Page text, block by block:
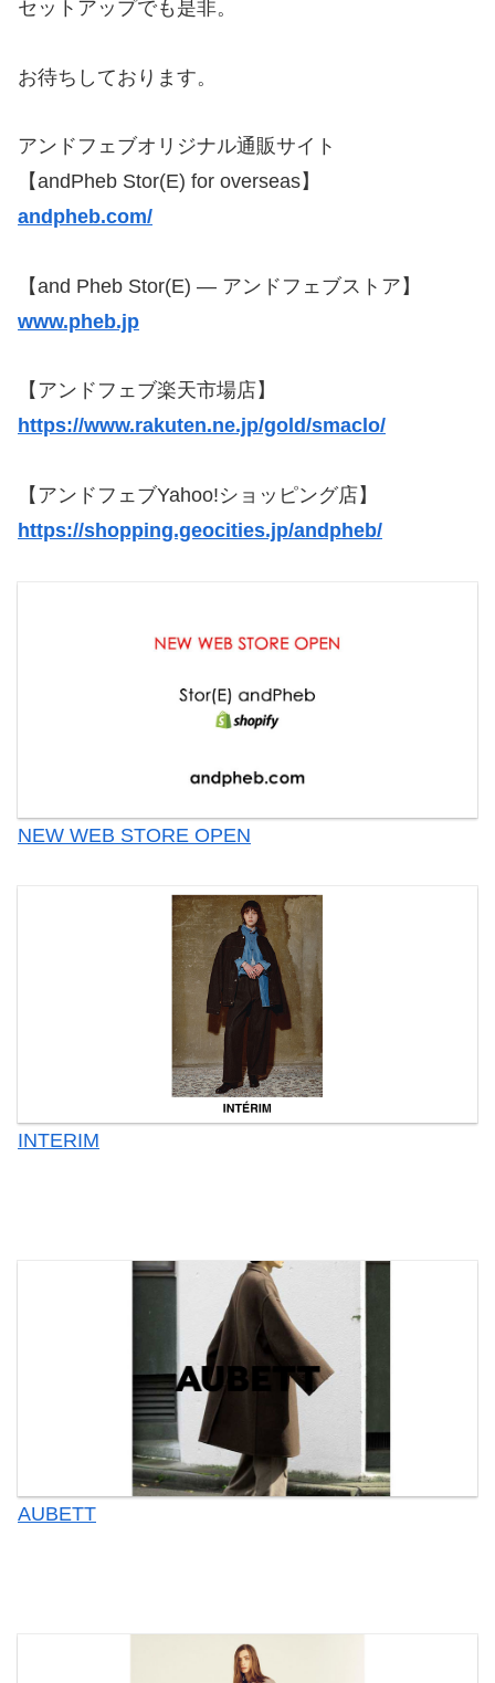
セットアップでも是非。
お待ちしております。
アンドフェブオリジナル通販サイト
【andPheb Stor(E) for overseas】
andpheb.com/
【and Pheb Stor(E) — アンドフェブストア】
www.pheb.jp
【アンドフェブ楽天市場店】
https://www.rakuten.ne.jp/gold/smaclo/
【アンドフェブYahoo!ショッピング店】
https://shopping.geocities.jp/andpheb/
NEW WEB STORE OPEN
INTERIM
AUBETT